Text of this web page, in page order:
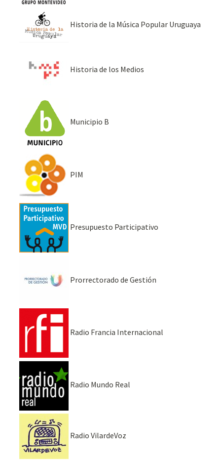
Historia de la Música Popular Uruguaya
Historia de los Medios
Municipio B
PIM
Presupuesto Participativo
Prorrectorado de Gestión
Radio Francia Internacional
Radio Mundo Real
Radio VilardeVoz